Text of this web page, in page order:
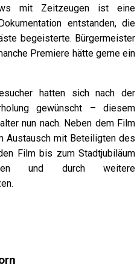
mit Zeitzeugen ist eine
entstanden, die
begeisterte. Bürgermeister
Premiere hätte gerne ein
hatten sich nach der
gewünscht – diesem
nun nach. Neben dem Film
Austausch mit Beteiligten des
Film bis zum Stadtjubiläum
und durch weitere